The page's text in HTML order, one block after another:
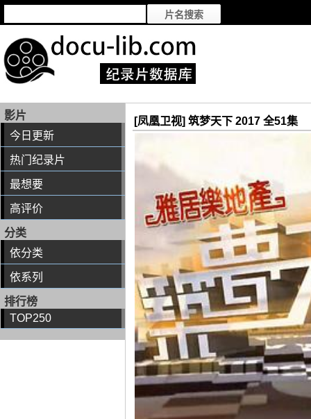
影片
今日更新
热门纪录片
最想要
高评价
分类
依分类
依系列
排行榜
TOP250
[凤凰卫视] 筑梦天下 2017 全51集